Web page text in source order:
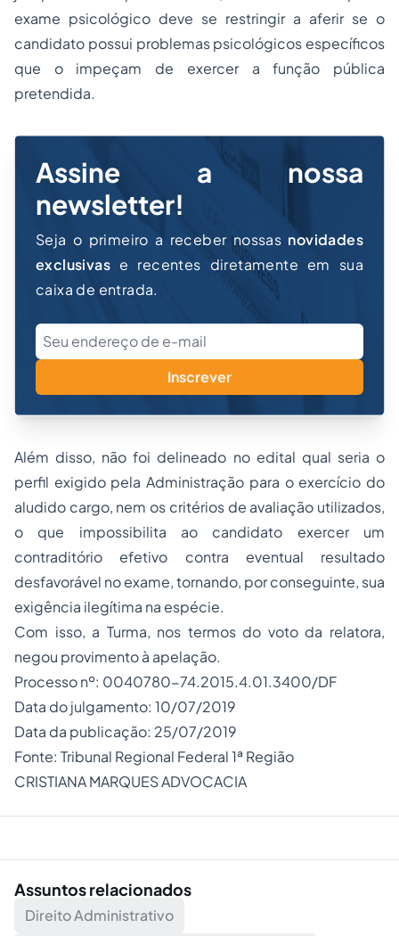
exame psicológico deve se restringir a aferir se o
candidato possui problemas psicológicos específicos
que o impeçam de exercer a função pública
pretendida.
Assine a nossa
newsletter!
Seja o primeiro a receber nossas novidades
exclusivas e recentes diretamente em sua
caixa de entrada.
Inscrever
Além disso, não foi delineado no edital qual seria o
perfil exigido pela Administração para o exercício do
aludido cargo, nem os critérios de avaliação utilizados,
o que impossibilita ao candidato exercer um
contraditório efetivo contra eventual resultado
desfavorável no exame, tornando, por conseguinte, sua
exigência ilegítima na espécie.
Com isso, a Turma, nos termos do voto da relatora,
negou provimento à apelação.
Processo nº: 0040780-74.2015.4.01.3400/DF
Data do julgamento: 10/07/2019
Data da publicação: 25/07/2019
Fonte: Tribunal Regional Federal 1ª Região
CRISTIANA MARQUES ADVOCACIA
Assuntos relacionados
Direito Administrativo